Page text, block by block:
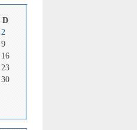
D
2
9
16
23
30